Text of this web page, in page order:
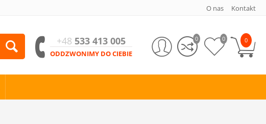
O nas Kontakt
+48 533 413 005
ODDZWONIMY DO CIEBIE
0
0 0